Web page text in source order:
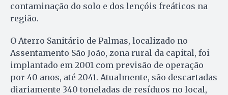
contaminação do solo e dos lençóis freáticos na
região.
O Aterro Sanitário de Palmas, localizado no
Assentamento São João, zona rural da capital, foi
implantado em 2001 com previsão de operação
por 40 anos, até 2041. Atualmente, são descartadas
diariamente 340 toneladas de resíduos no local,